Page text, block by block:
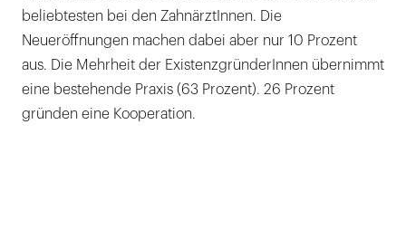
beliebtesten bei den ZahnärztInnen. Die
Neueröffnungen machen dabei aber nur 10 Prozent
aus. Die Mehrheit der ExistenzgründerInnen übernimmt
eine bestehende Praxis (63 Prozent). 26 Prozent
gründen eine Kooperation.